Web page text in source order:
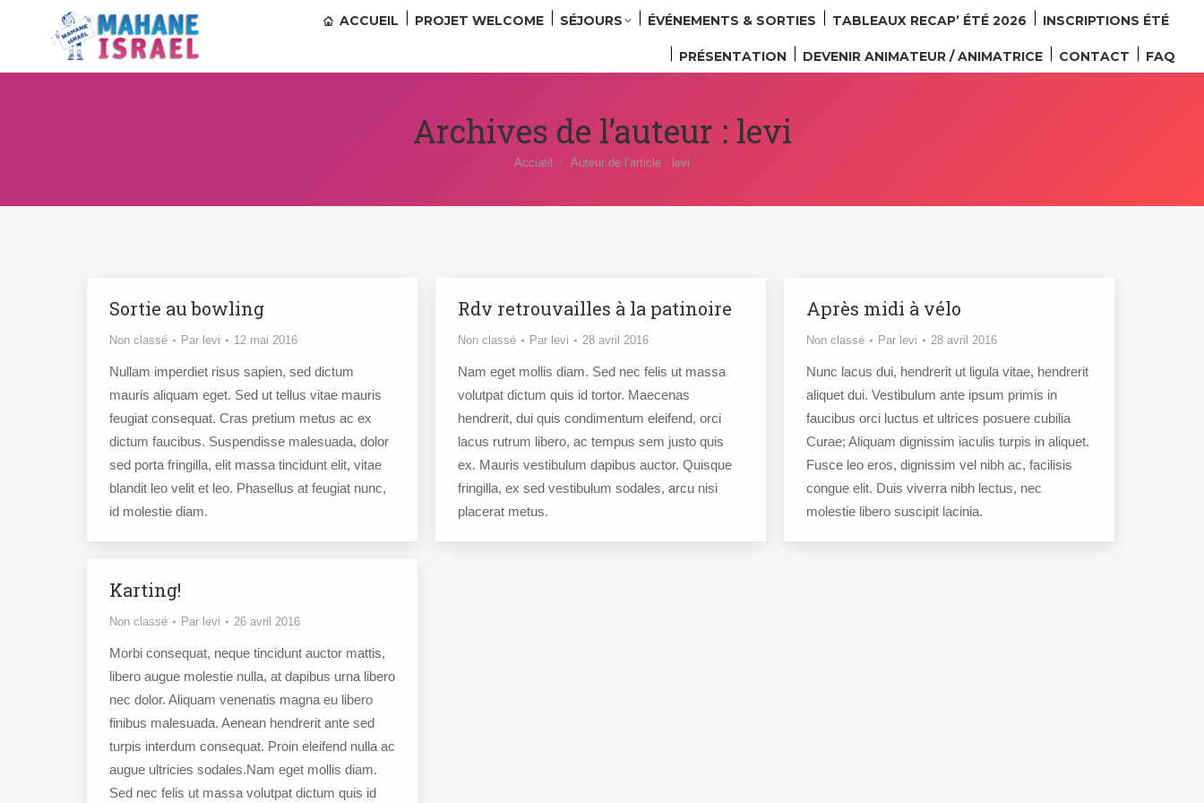
ACCUEIL PROJET WELCOME SÉJOURS ÉVÉNEMENTS & SORTIES TABLEAUX RECAP’ ÉTÉ 2026 INSCRIPTIONS ÉTÉ
PRÉSENTATION DEVENIR ANIMATEUR / ANIMATRICE CONTACT FAQ
Archives de l’auteur : levi
Vous êtes ici :
Accueil Auteur de l’article : levi
Sortie au bowling
Non classé Par levi 12 mai 2016
Nullam imperdiet risus sapien, sed dictum
mauris aliquam eget. Sed ut tellus vitae mauris
feugiat consequat. Cras pretium metus ac ex
dictum faucibus. Suspendisse malesuada, dolor
sed porta fringilla, elit massa tincidunt elit, vitae
blandit leo velit et leo. Phasellus at feugiat nunc,
id molestie diam.
Rdv retrouvailles à la patinoire
Non classé Par levi 28 avril 2016
Nam eget mollis diam. Sed nec felis ut massa
volutpat dictum quis id tortor. Maecenas
hendrerit, dui quis condimentum eleifend, orci
lacus rutrum libero, ac tempus sem justo quis
ex. Mauris vestibulum dapibus auctor. Quisque
fringilla, ex sed vestibulum sodales, arcu nisi
placerat metus.
Après midi à vélo
Non classé Par levi 28 avril 2016
Nunc lacus dui, hendrerit ut ligula vitae, hendrerit
aliquet dui. Vestibulum ante ipsum primis in
faucibus orci luctus et ultrices posuere cubilia
Curae; Aliquam dignissim iaculis turpis in aliquet.
Fusce leo eros, dignissim vel nibh ac, facilisis
congue elit. Duis viverra nibh lectus, nec
molestie libero suscipit lacinia.
Karting!
Non classé Par levi 26 avril 2016
Morbi consequat, neque tincidunt auctor mattis,
libero augue molestie nulla, at dapibus urna libero
nec dolor. Aliquam venenatis magna eu libero
finibus malesuada. Aenean hendrerit ante sed
turpis interdum consequat. Proin eleifend nulla ac
augue ultricies sodales.Nam eget mollis diam.
Sed nec felis ut massa volutpat dictum quis id